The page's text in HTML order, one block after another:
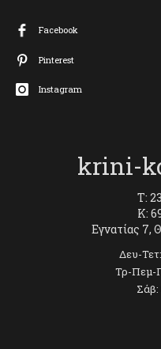
Facebook
Pinterest
Instagram
krini-
T:
K:
Εγνατίας 7,
Δευ-
Τρ-Πεμ-
Σάβ: